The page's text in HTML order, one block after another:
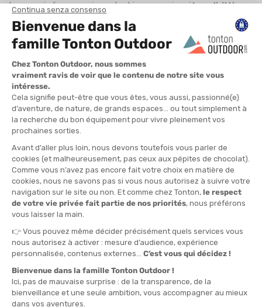
hanno quindi accesso in modo chiaro e preciso ailoro diritti e
approvvigionamento. Rispetto delle leggi, lavoro minorile,
discriminazioni, salari, ore di lavoro, ambiente, benessere
animale, tracciabilità, qualità, ecc., il codice di condotta si rivolge
a tutti e permette a Patagonia di rendere sempre visibile la
propria politica.
Trasparenza e responsabilità
PerPatagonia latrasparenzanon è uno slogan ma una linea di
condotta. Il marchio si impegna a rendere visibili le proprie
pratiche, i partner e gli impatti, affinché Lei acquisti con piena
consapevolezza. Ogni anno pubblica rapporti completi che
dettagliano la localizzazione delle sue fabbriche, le condizioni di
lavoro applicate e i risultati degli audit effettuati, offrendo una
visione verificabile delle sueperformance sociali e ambientali.
Questa esigenza si basa su unatracciabilità integraledei
prodotti, dalla fibra al capo finito. Origine delle materie prime,
processi di produzione, modalità di trasporto: nulla è lasciato
nell'ombra. Questo monitoraggio meticoloso garantisce la
qualità dei prodotti e il rispetto dellenorme etichein ogni fase.
Quando vengono individuate pratiche contrarie ai valori di
piuttosto che comprometterli. Diritti umani, sicurezza sul
lavoro, protezione dell'ambiente e tracciabilità delle materie
restano non negoziabili, anche se ciò comporta costi maggiori o